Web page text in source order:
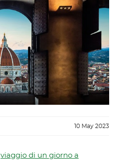
10 May 2023
viaggio di un giorno a